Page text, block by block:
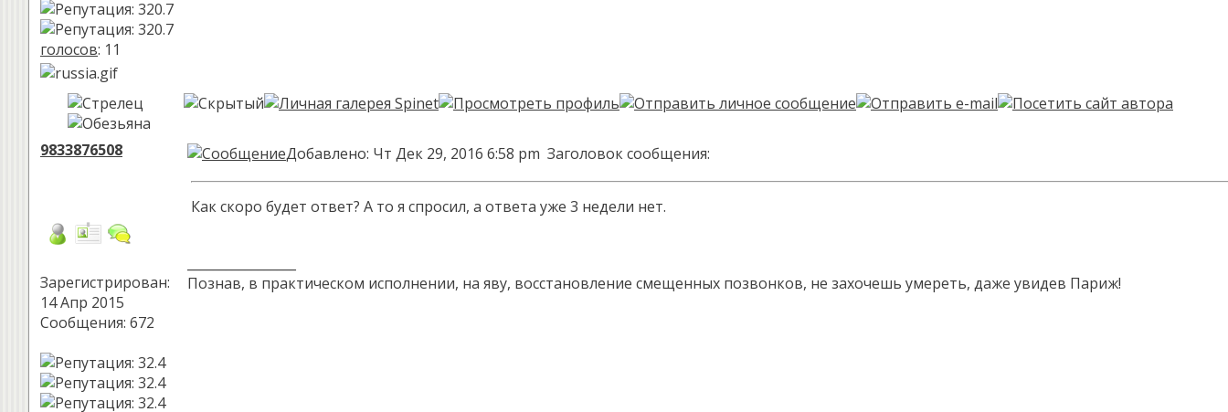
голосов: 11
9833876508
Зарегистрирован:
14 Апр 2015
Сообщения: 672
Добавлено: Чт Дек 29, 2016 6:58 pm Заголовок сообщения:
Как скоро будет ответ? А то я спросил, а ответа уже 3 недели нет.
Познав, в практическом исполнении, на яву, восстановление смещенных позвонков, не захочешь умереть, даже увидев Париж!